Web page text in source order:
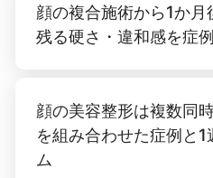
顔の複合施術から1か月
残る硬さ・違和感を症
顔の美容整形は複数同
を組み合わせた症例と1
ム